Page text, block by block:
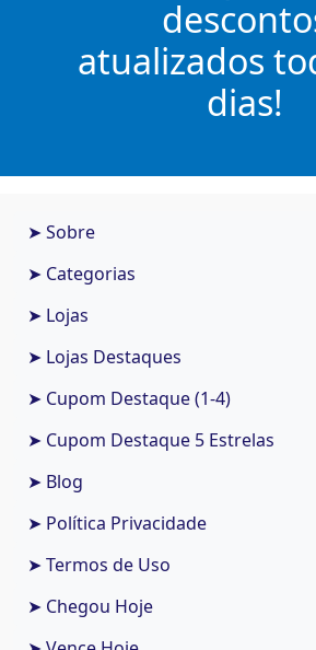
atualizados
dias!
➤ Sobre
➤ Categorias
➤ Lojas
➤ Lojas Destaques
➤ Cupom Destaque (1-4)
➤ Cupom Destaque 5 Estrelas
➤ Blog
➤ Política Privacidade
➤ Termos de Uso
➤ Chegou Hoje